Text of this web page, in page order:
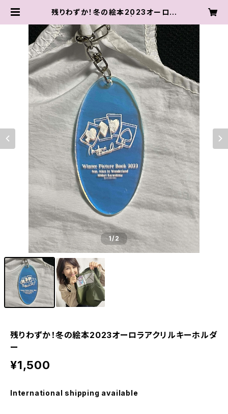
残りわずか！冬の絵本2023オーロラ
aya
1/2
残りわずか！冬の絵本2023オーロラアクリルキーホルダ
ー
¥1,500
International shipping available